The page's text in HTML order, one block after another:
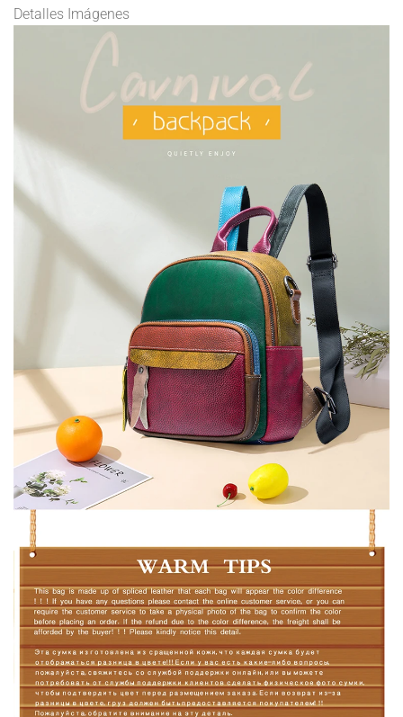
Detalles Imágenes